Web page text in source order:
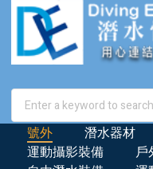
號外 潛水器材
運動攝影裝備
戶